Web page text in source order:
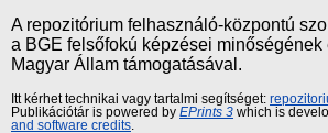
A repozitórium felhasználó-központú
a BGE felsőfokú képzései
Magyar Állam támogatásával.
Itt kérhet technikai vagy tartalmi segítséget:
Publikációtár is powered by EPrints 3 which is
and software credits